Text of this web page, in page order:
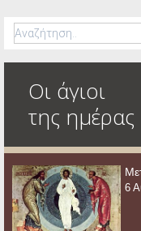
Οι άγιοι
της ημέρας
6